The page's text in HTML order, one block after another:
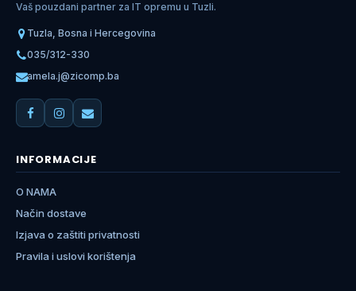
Vaš pouzdani partner za IT opremu u Tuzli.
Tuzla, Bosna i Hercegovina
035/312-330
amela.j@zicomp.ba
INFORMACIJE
O NAMA
Način dostave
Izjava o zaštiti privatnosti
Pravila i uslovi korištenja